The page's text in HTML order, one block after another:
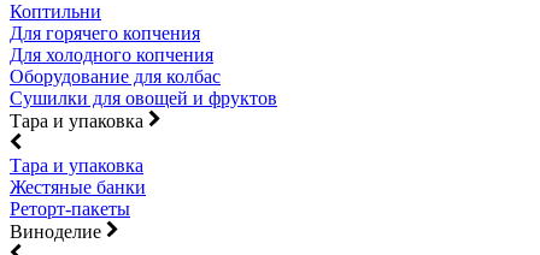
Коптильни
Для горячего копчения
Для холодного копчения
Оборудование для колбас
Сушилки для овощей и фруктов
Тара и упаковка
Тара и упаковка
Жестяные банки
Реторт-пакеты
Виноделие